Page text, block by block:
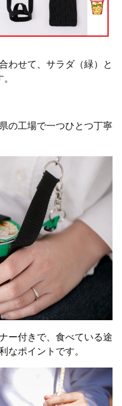
わせて、サラダ（緑）と
の工場で一つひとつ丁寧
ー付きで、食べている途
なポイントです。